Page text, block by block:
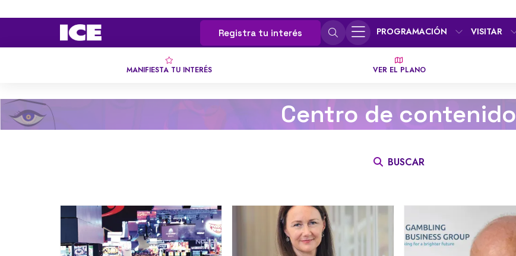
Registra tu interés PROGRAMACIÓN VISITAR
MANIFIESTA TU INTERÉS VER EL PLANO
Centro de contenido
BUSCAR